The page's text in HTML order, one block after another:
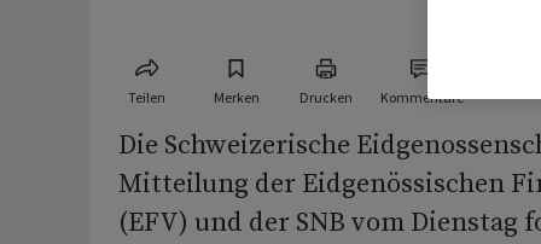
Teilen Merken Drucken Kommentare
Die Schweizerische
Mitteilung der Eidgenössischen
(EFV) und der SNB vom Dienstag